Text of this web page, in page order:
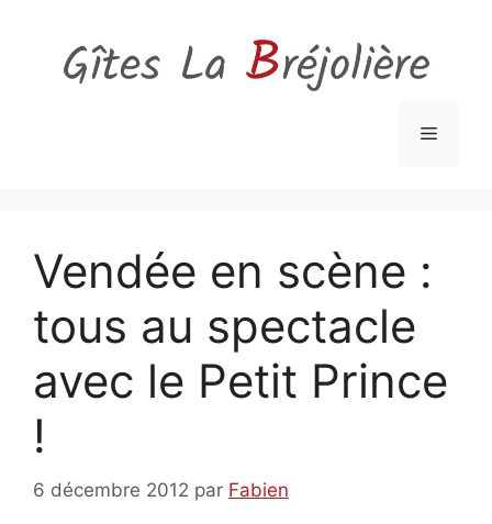
contenu
Menu
Vendée en scène :
tous au spectacle
avec le Petit Prince
!
6 décembre 2012 par Fabien